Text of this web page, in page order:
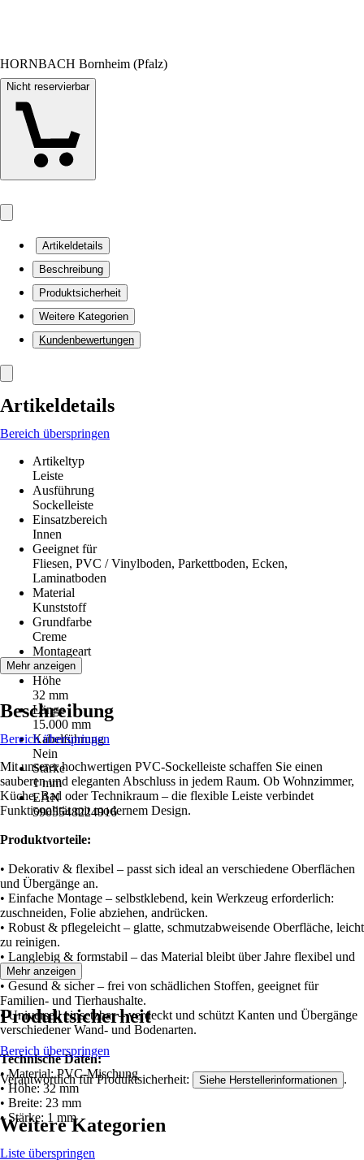
HORNBACH Bornheim (Pfalz)
Nicht reservierbar
Artikeldetails
Beschreibung
Produktsicherheit
Weitere Kategorien
Kundenbewertungen
Artikeldetails
Bereich überspringen
Artikeltyp
Leiste
Ausführung
Sockelleiste
Einsatzbereich
Innen
Geeignet für
Fliesen, PVC / Vinylboden, Parkettboden, Ecken,
Laminatboden
Material
Kunststoff
Grundfarbe
Creme
Montageart
Kleben
Höhe
32 mm
Länge
15.000 mm
Kabelführung
Nein
Stärke
1 mm
EAN
5905548224916
Mehr anzeigen
Beschreibung
Bereich überspringen
Mit unserer hochwertigen PVC-Sockelleiste schaffen Sie einen
sauberen und eleganten Abschluss in jedem Raum. Ob Wohnzimmer,
Küche, Bad oder Technikraum – die flexible Leiste verbindet
Funktionalität mit modernem Design.
Produktvorteile:
• Dekorativ & flexibel – passt sich ideal an verschiedene Oberflächen
und Übergänge an.
• Einfache Montage – selbstklebend, kein Werkzeug erforderlich:
zuschneiden, Folie abziehen, andrücken.
• Robust & pflegeleicht – glatte, schmutzabweisende Oberfläche, leicht
zu reinigen.
• Langlebig & formstabil – das Material bleibt über Jahre flexibel und
stabil.
• Gesund & sicher – frei von schädlichen Stoffen, geeignet für
Familien- und Tierhaushalte.
• Universell einsetzbar – verdeckt und schützt Kanten und Übergänge
verschiedener Wand- und Bodenarten.
Technische Daten:
• Material: PVC-Mischung
• Höhe: 32 mm
• Breite: 23 mm
• Stärke: 1 mm
Mehr anzeigen
Produktsicherheit
Bereich überspringen
Verantwortlich für Produktsicherheit: Siehe Herstellerinformationen .
Weitere Kategorien
Liste überspringen